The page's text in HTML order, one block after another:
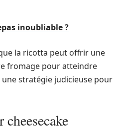
inoubliable ?
la ricotta peut offrir une
fromage pour atteindre
une stratégie judicieuse pour